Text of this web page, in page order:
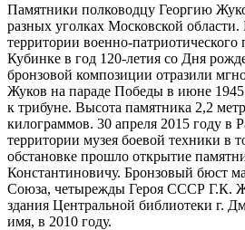
Памятники полководцу Георгию
разных уголках Московской
территории военно-патриотического
Кубинке в год 120-летия со Дня
бронзовой композиции отразили
Жуков на параде Победы в июне 1945
к трибуне. Высота памятника 2,2
килограммов. 30 апреля 2015 году в
территории музея боевой техники в
обстановке прошло открытие
Константиновичу. Бронзовый бюст
Союза, четырежды Героя СССР Г.К.
здания Центральной библиотеки г.
имя, в 2010 году.